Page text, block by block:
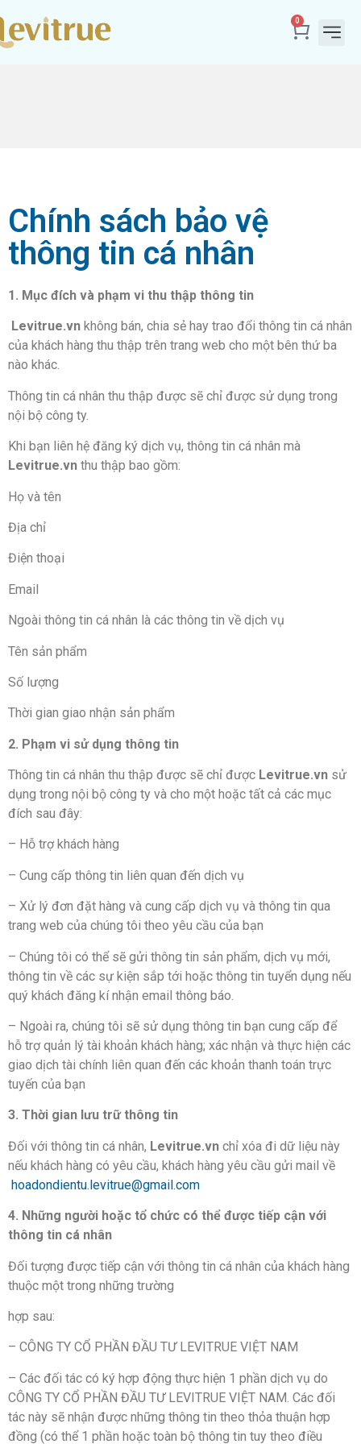
0
Chính sách bảo vệ
thông tin cá nhân
1. Mục đích và phạm vi thu thập thông tin
Levitrue.vn không bán, chia sẻ hay trao đổi thông tin cá nhân
của khách hàng thu thập trên trang web cho một bên thứ ba
nào khác.
Thông tin cá nhân thu thập được sẽ chỉ được sử dụng trong
nội bộ công ty.
Khi bạn liên hệ đăng ký dịch vụ, thông tin cá nhân mà
Levitrue.vn thu thập bao gồm:
Họ và tên
Địa chỉ
Điện thoại
Email
Ngoài thông tin cá nhân là các thông tin về dịch vụ
Tên sản phẩm
Số lượng
Thời gian giao nhận sản phẩm
2. Phạm vi sử dụng thông tin
Thông tin cá nhân thu thập được sẽ chỉ được Levitrue.vn sử
dụng trong nội bộ công ty và cho một hoặc tất cả các mục
đích sau đây:
– Hỗ trợ khách hàng
– Cung cấp thông tin liên quan đến dịch vụ
– Xử lý đơn đặt hàng và cung cấp dịch vụ và thông tin qua
trang web của chúng tôi theo yêu cầu của bạn
– Chúng tôi có thể sẽ gửi thông tin sản phẩm, dịch vụ mới,
thông tin về các sự kiện sắp tới hoặc thông tin tuyển dụng nếu
quý khách đăng kí nhận email thông báo.
– Ngoài ra, chúng tôi sẽ sử dụng thông tin bạn cung cấp để
hỗ trợ quản lý tài khoản khách hàng; xác nhận và thực hiện các
giao dịch tài chính liên quan đến các khoản thanh toán trực
tuyến của bạn
3. Thời gian lưu trữ thông tin
Đối với thông tin cá nhân, Levitrue.vn chỉ xóa đi dữ liệu này
nếu khách hàng có yêu cầu, khách hàng yêu cầu gửi mail về
hoadondientu.levitrue@gmail.com
4. Những người hoặc tổ chức có thể được tiếp cận với
thông tin cá nhân
Đối tượng được tiếp cận với thông tin cá nhân của khách hàng
thuộc một trong những trường
hợp sau:
– CÔNG TY CỔ PHẦN ĐẦU TƯ LEVITRUE VIỆT NAM
– Các đối tác có ký hợp động thực hiện 1 phần dịch vụ do
CÔNG TY CỔ PHẦN ĐẦU TƯ LEVITRUE VIỆT NAM. Các đối
tác này sẽ nhận được những thông tin theo thỏa thuận hợp
đồng (có thể 1 phần hoặc toàn bộ thông tin tuy theo điều